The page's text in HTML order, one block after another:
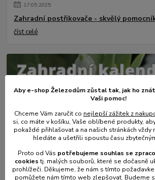
17.05.2025
Zahradní postřikovače - skvělý
číst celé
Zahradní kalendář - únor.
číst celé
Aby e-shop Železodům zůstal tak, jak ho
Vaši pomoc!
Chceme Vám zaručit co nejlepší zážitek z
si, co máte v košíku, Vaše oblíbené produkty,
pokaždé přihlašovat a na našich stránkách vždy
hledáte a ušetřili spoustu času
Proto od Vás potřebujeme souhlas se
cookiestj. malých souborů, které se dočasně
prohlížeči. Děkujeme, že nám s tímto
pomůžete nám tímto web zlepšovat. Budeme